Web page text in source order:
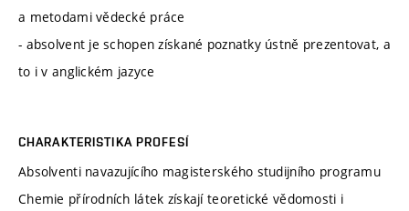
a metodami vědecké práce
- absolvent je schopen získané poznatky ústně prezentovat, a
to i v anglickém jazyce
CHARAKTERISTIKA PROFESÍ
Absolventi navazujícího magisterského studijního programu
Chemie přírodních látek získají teoretické vědomosti i